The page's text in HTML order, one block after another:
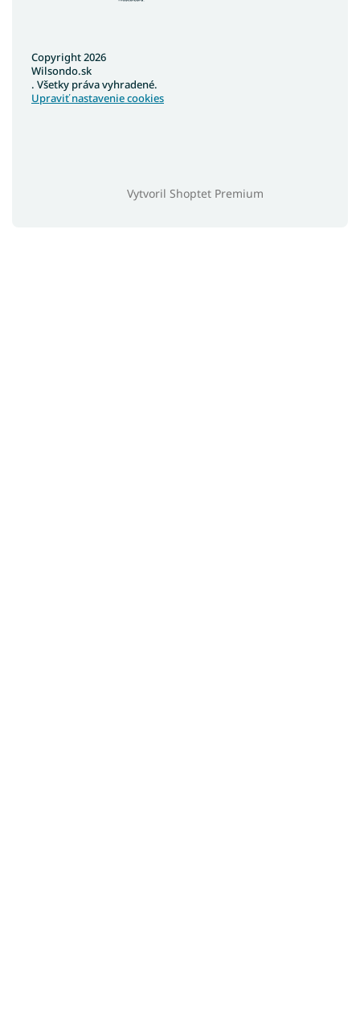
Vytvoril Shoptet Premium
Copyright 2026
Wilsondo.sk
. Všetky práva vyhradené.
Upraviť nastavenie cookies